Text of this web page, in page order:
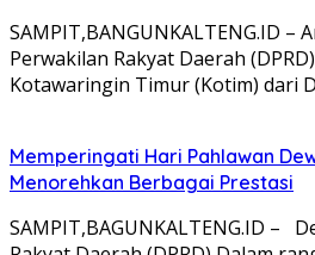
SAMPIT,BANGUNKALTENG.ID –
Perwakilan Rakyat Daerah
Kotawaringin Timur (Kotim) dari
Memperingati Hari Pahlawan
Menorehkan Berbagai Prestasi
SAMPIT,BAGUNKALTENG.ID –